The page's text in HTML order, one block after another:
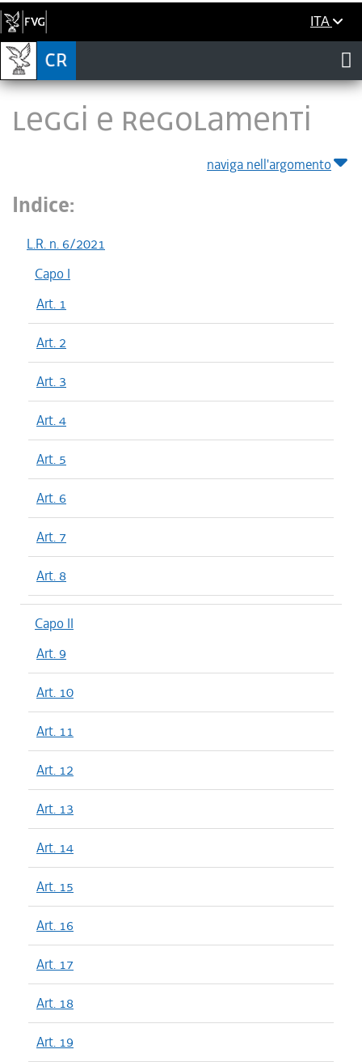
ITA
LEGGI E REGOLAMENTI
naviga nell'argomento
Indice:
L.R. n. 6/2021
Capo I
Art. 1
Art. 2
Art. 3
Art. 4
Art. 5
Art. 6
Art. 7
Art. 8
Capo II
Art. 9
Art. 10
Art. 11
Art. 12
Art. 13
Art. 14
Art. 15
Art. 16
Art. 17
Art. 18
Art. 19